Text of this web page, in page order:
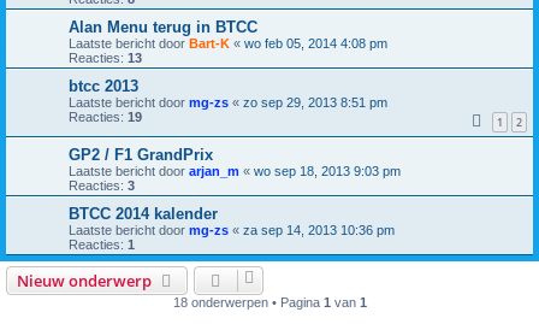
Alan Menu terug in BTCC
Laatste bericht door Bart-K « wo feb 05, 2014 4:08 pm
Reacties: 13
btcc 2013
Laatste bericht door mg-zs « zo sep 29, 2013 8:51 pm
Reacties: 19 1 2
GP2 / F1 GrandPrix
Laatste bericht door arjan_m « wo sep 18, 2013 9:03 pm
Reacties: 3
BTCC 2014 kalender
Laatste bericht door mg-zs « za sep 14, 2013 10:36 pm
Reacties: 1
Nieuw onderwerp
18 onderwerpen • Pagina 1 van 1